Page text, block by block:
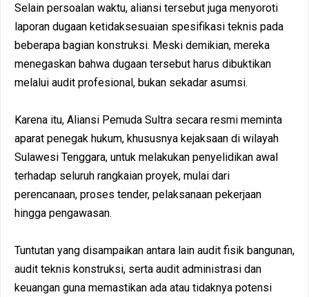
Selain persoalan waktu, aliansi tersebut juga menyoroti
laporan dugaan ketidaksesuaian spesifikasi teknis pada
beberapa bagian konstruksi. Meski demikian, mereka
menegaskan bahwa dugaan tersebut harus dibuktikan
melalui audit profesional, bukan sekadar asumsi.
Karena itu, Aliansi Pemuda Sultra secara resmi meminta
aparat penegak hukum, khususnya kejaksaan di wilayah
Sulawesi Tenggara, untuk melakukan penyelidikan awal
terhadap seluruh rangkaian proyek, mulai dari
perencanaan, proses tender, pelaksanaan pekerjaan
hingga pengawasan.
Tuntutan yang disampaikan antara lain audit fisik bangunan,
audit teknis konstruksi, serta audit administrasi dan
keuangan guna memastikan ada atau tidaknya potensi